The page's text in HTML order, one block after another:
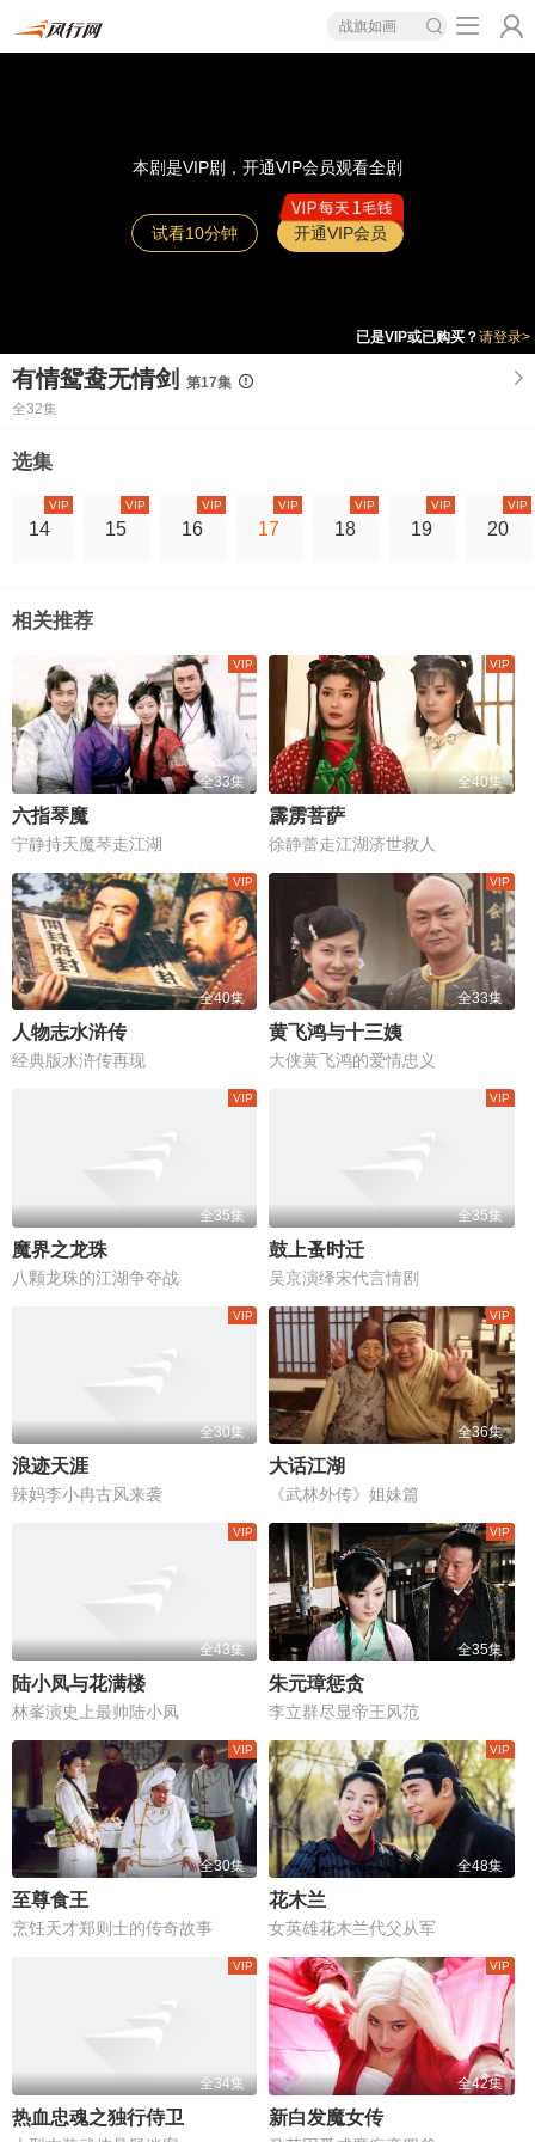
战旗如画
本剧是VIP剧，开通VIP会员观看全剧
试看10分钟 开通VIP会员
已是VIP或已购买？请登录>
有情鸳鸯无情剑
第17集
全32集
选集
14
VIP
15
VIP
16
VIP
17
VIP
18
VIP
19
VIP
20
VIP
相关推荐
全33集
六指琴魔
宁静持天魔琴走江湖
全40集
霹雳菩萨
徐静蕾走江湖济世救人
全40集
人物志水浒传
经典版水浒传再现
全33集
黄飞鸿与十三姨
大侠黄飞鸿的爱情忠义
全35集
魔界之龙珠
八颗龙珠的江湖争夺战
全35集
鼓上蚤时迁
吴京演绎宋代言情剧
全30集
浪迹天涯
辣妈李小冉古风来袭
全36集
大话江湖
《武林外传》姐妹篇
全43集
陆小凤与花满楼
林峯演史上最帅陆小凤
全35集
朱元璋惩贪
李立群尽显帝王风范
全30集
至尊食王
烹饪天才郑则士的传奇故事
全48集
花木兰
女英雄花木兰代父从军
全34集
热血忠魂之独行侍卫
全42集
新白发魔女传